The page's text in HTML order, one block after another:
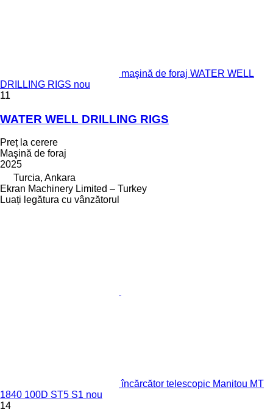
maşină de foraj WATER WELL
DRILLING RIGS nou
11
WATER WELL DRILLING RIGS
Preț la cerere
Maşină de foraj
2025
Turcia, Ankara
Ekran Machinery Limited – Turkey
Luați legătura cu vânzătorul
încărcător telescopic Manitou MT
1840 100D ST5 S1 nou
14